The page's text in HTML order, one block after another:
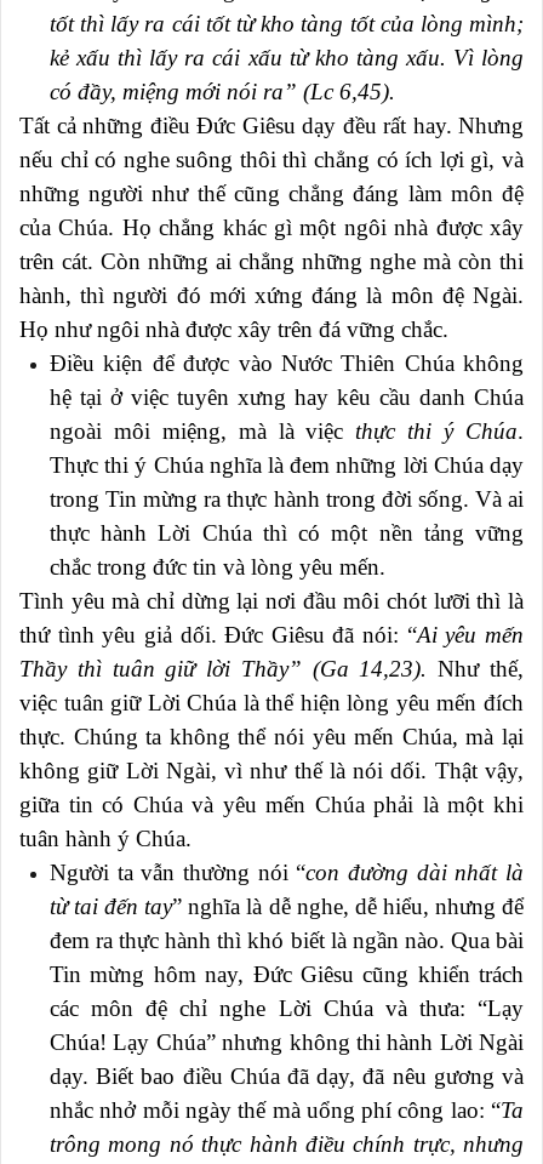
tốt thì lấy ra cái tốt từ kho tàng tốt của lòng mình;
kẻ xấu thì lấy ra cái xấu từ kho tàng xấu. Vì lòng
có đầy, miệng mới nói ra” (Lc 6,45).
Tất cả những điều Đức Giêsu dạy đều rất hay. Nhưng
nếu chỉ có nghe suông thôi thì chẳng có ích lợi gì, và
những người như thế cũng chẳng đáng làm môn đệ
của Chúa. Họ chẳng khác gì một ngôi nhà được xây
trên cát. Còn những ai chẳng những nghe mà còn thi
hành, thì người đó mới xứng đáng là môn đệ Ngài.
Họ như ngôi nhà được xây trên đá vững chắc.
Điều kiện để được vào Nước Thiên Chúa không
hệ tại ở việc tuyên xưng hay kêu cầu danh Chúa
ngoài môi miệng, mà là việc thực thi ý Chúa.
Thực thi ý Chúa nghĩa là đem những lời Chúa dạy
trong Tin mừng ra thực hành trong đời sống. Và ai
thực hành Lời Chúa thì có một nền tảng vững
chắc trong đức tin và lòng yêu mến.
Tình yêu mà chỉ dừng lại nơi đầu môi chót lưỡi thì là
thứ tình yêu giả dối. Đức Giêsu đã nói: “Ai yêu mến
Thầy thì tuân giữ lời Thầy” (Ga 14,23). Như thế,
việc tuân giữ Lời Chúa là thể hiện lòng yêu mến đích
thực. Chúng ta không thể nói yêu mến Chúa, mà lại
không giữ Lời Ngài, vì như thế là nói dối. Thật vậy,
giữa tin có Chúa và yêu mến Chúa phải là một khi
tuân hành ý Chúa.
Người ta vẫn thường nói “con đường dài nhất là
từ tai đến tay” nghĩa là dễ nghe, dễ hiểu, nhưng để
đem ra thực hành thì khó biết là ngần nào. Qua bài
Tin mừng hôm nay, Đức Giêsu cũng khiển trách
các môn đệ chỉ nghe Lời Chúa và thưa: “Lạy
Chúa! Lạy Chúa” nhưng không thi hành Lời Ngài
dạy. Biết bao điều Chúa đã dạy, đã nêu gương và
nhắc nhở mỗi ngày thế mà uổng phí công lao: “Ta
trông mong nó thực hành điều chính trực, nhưng